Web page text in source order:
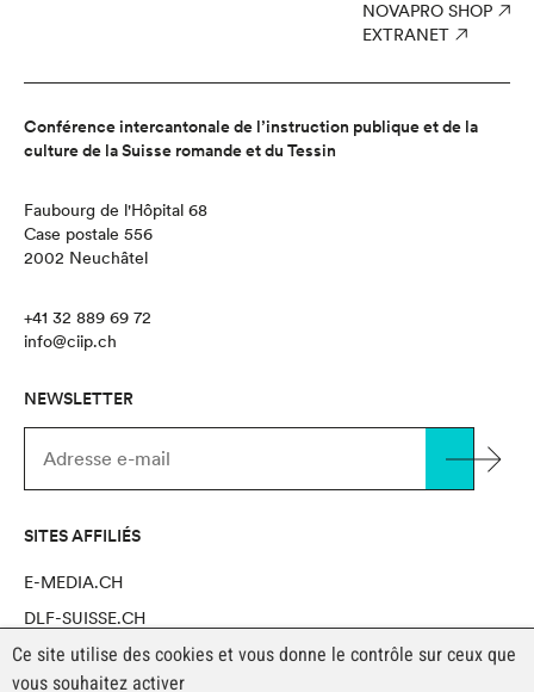
NOVAPRO SHOP
EXTRANET
Conférence intercantonale de l’instruction publique et de la
culture de la Suisse romande et du Tessin
Faubourg de l'Hôpital 68
Case postale 556
2002 Neuchâtel
+41 32 889 69 72
info@ciip.ch
NEWSLETTER
SITES AFFILIÉS
E-MEDIA.CH
DLF-SUISSE.CH
NOVAPRO SHOP
Ce site utilise des cookies et vous donne le contrôle sur ceux que
vous souhaitez activer